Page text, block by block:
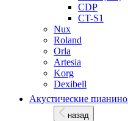
CDP
CT-S1
Nux
Roland
Orla
Artesia
Korg
Dexibell
Акустические пианино
назад